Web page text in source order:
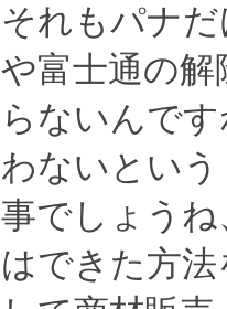
それもパナ
や富士通の
らないんで
わないという
事でしょう
はできた方